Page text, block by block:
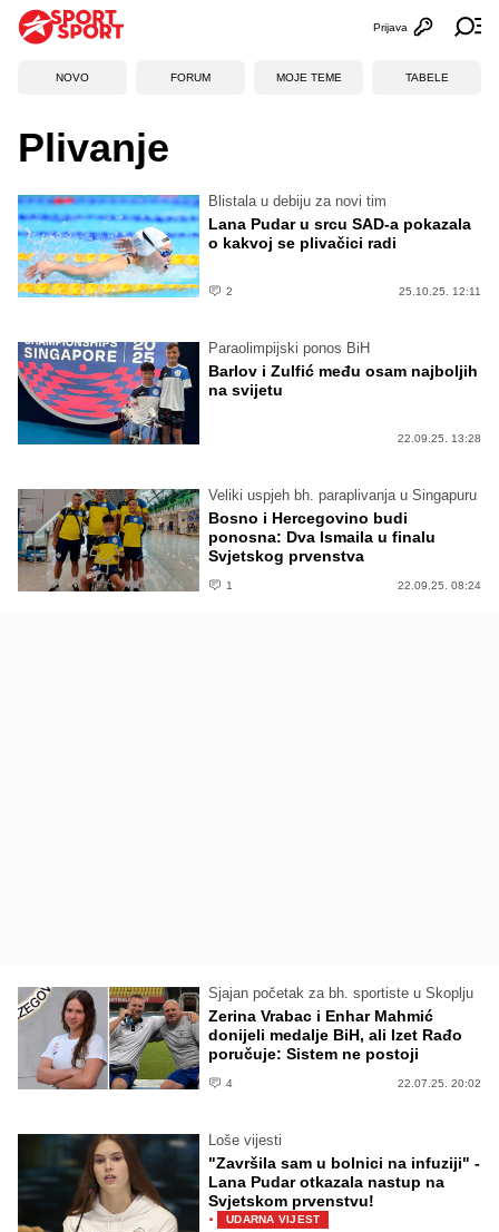
Otvori
Prijava
NOVO FORUM MOJE TEME TABELE
Plivanje
Blistala u debiju za novi tim
Lana Pudar u srcu SAD-a pokazala
o kakvoj se plivačici radi
2 25.10.25. 12:11
Paraolimpijski ponos BiH
Barlov i Zulfić među osam najboljih
na svijetu
22.09.25. 13:28
Veliki uspjeh bh. paraplivanja u Singapuru
Bosno i Hercegovino budi
ponosna: Dva Ismaila u finalu
Svjetskog prvenstva
1 22.09.25. 08:24
Sjajan početak za bh. sportiste u Skoplju
Zerina Vrabac i Enhar Mahmić
donijeli medalje BiH, ali Izet Rađo
poručuje: Sistem ne postoji
4 22.07.25. 20:02
Loše vijesti
"Završila sam u bolnici na infuziji" -
Lana Pudar otkazala nastup na
Svjetskom prvenstvu!
·
UDARNA VIJEST